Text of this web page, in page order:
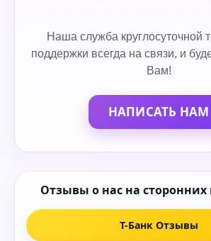
Наша служба круглосуточной
поддержки всегда на связи, и
Вам!
НАПИСАТЬ НАМ
Отзывы о нас на
Т-Банк Отзывы